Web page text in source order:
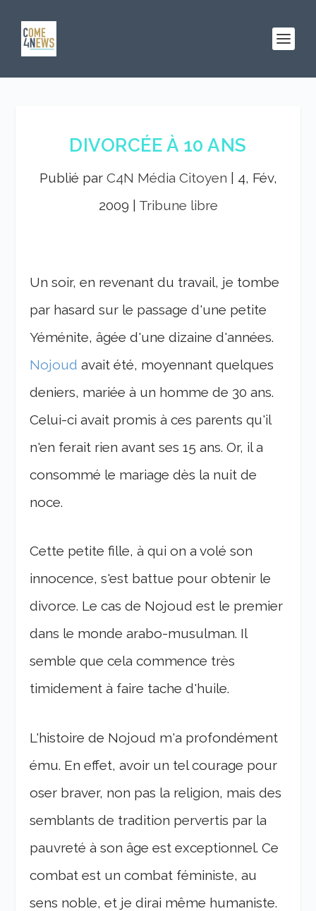
DIVORCÉE À 10 ANS
Publié par C4N Média Citoyen
4, Fév,
2009
Tribune libre
Un soir, en revenant du travail, je tombe
par hasard sur le passage d'une petite
Yéménite, âgée d'une dizaine d'années.
Nojoud avait été, moyennant quelques
deniers, mariée à un homme de 30 ans.
Celui-ci avait promis à ces parents qu'il
n'en ferait rien avant ses 15 ans. Or, il a
consommé le mariage dès la nuit de
noce.
Cette petite fille, à qui on a volé son
innocence, s'est battue pour obtenir le
divorce. Le cas de Nojoud est le premier
dans le monde arabo-musulman. Il
semble que cela commence très
timidement à faire tache d'huile.
L'histoire de Nojoud m'a profondément
ému. En effet, avoir un tel courage pour
oser braver, non pas la religion, mais des
semblants de tradition pervertis par la
pauvreté à son âge est exceptionnel. Ce
combat est un combat féministe, au
sens noble, et je dirai même humaniste.